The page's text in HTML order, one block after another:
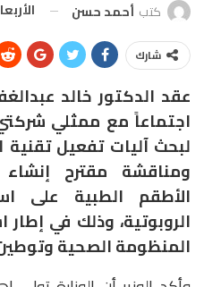
كتب أحمد حسن الأربعاء 29 يوليو,
شارك
عقد الدكتور خالد
اجتماعاً مع ممثلي
لبحث آليات تفعيل تقنية
ومناقشة مقترح
الأطقم الطبية على
الروبوتية، وذلك في إطار
المنظومة الصحية